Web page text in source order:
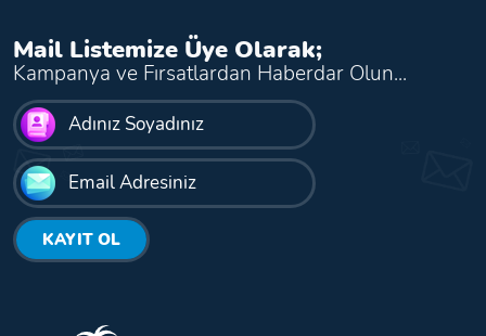
Mail Listemize Üye Olarak;
Kampanya ve Fırsatlardan Haberdar Olun...
KAYIT OL